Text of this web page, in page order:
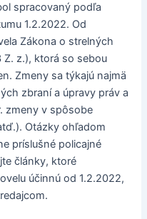
spracovaný podľa
1.2.2022. Od
Zákona o strelných
z.), ktorá so sebou
Zmeny sa týkajú najmä
zbraní a úpravy práv a
zmeny v spôsobe
Otázky ohľadom
príslušné policajné
články, ktoré
účinnú od 1.2.2022,